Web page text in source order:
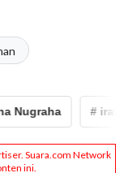
# iran vs